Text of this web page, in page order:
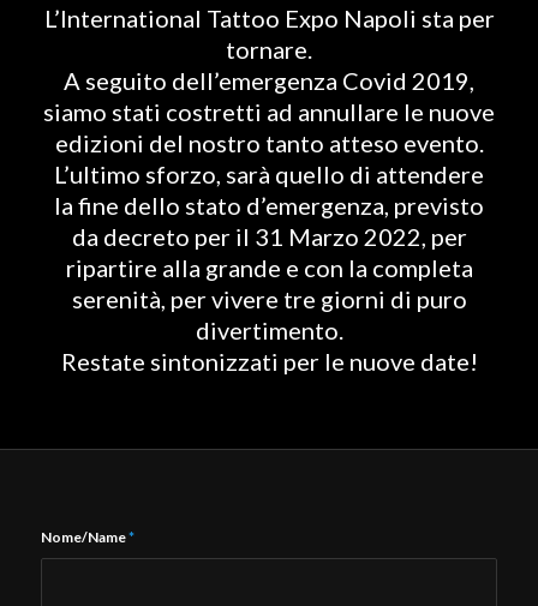
L’International Tattoo Expo Napoli sta per
tornare.
A seguito dell’emergenza Covid 2019,
siamo stati costretti ad annullare le nuove
edizioni del nostro tanto atteso evento.
L’ultimo sforzo, sarà quello di attendere
la fine dello stato d’emergenza, previsto
da decreto per il 31 Marzo 2022, per
ripartire alla grande e con la completa
serenità, per vivere tre giorni di puro
divertimento.
Restate sintonizzati per le nuove date!
Nome/Name*